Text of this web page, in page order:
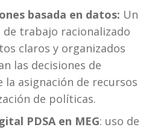
basada en datos: Un
trabajo racionalizado
claros y organizados
las decisiones de
la asignación de recursos
de políticas.
PDSA en MEG: uso de